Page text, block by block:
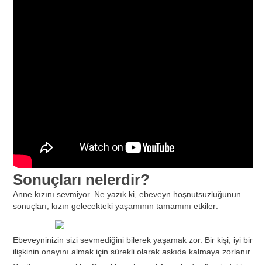
Sonuçları nelerdir?
Anne kızını sevmiyor. Ne yazık ki, ebeveyn hoşnutsuzluğunun
sonuçları, kızın gelecekteki yaşamının tamamını etkiler:
Ebeveyninizin sizi sevmediğini bilerek yaşamak zor. Bir kişi, iyi bir
ilişkinin onayını almak için sürekli olarak askıda kalmaya zorlanır.